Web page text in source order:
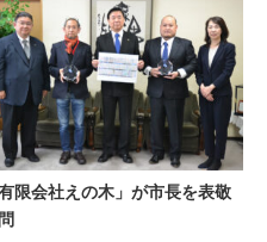
有限会社えの木」が市長を表敬